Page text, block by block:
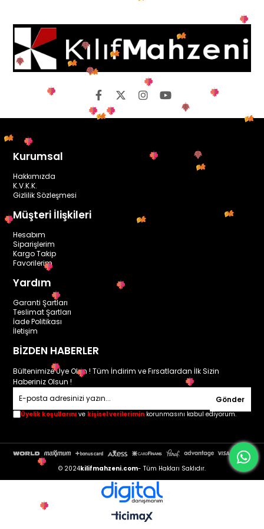
Kurumsal
Hakkımızda
K.V.K.K.
Gizlilik Sözleşmesi
Müşteri İlişkileri
Hesabım
Siparişlerim
Kargo Takip
Favorilerim
Yardım
Garanti Şartları
Teslimat Şartları
İade Politikası
İletişim
BİZDEN HABERLER
Bültenimize Üye Olun ! Tüm İndirim ve Fırsatlardan İlk Sizin
Haberiniz Olsun !
Gönder
Üyelik koşullarını ve kişisel verilerimin korunmasını kabul ediyorum.
© 2024kilifmahzeni.com- Tüm Hakları Saklıdır.